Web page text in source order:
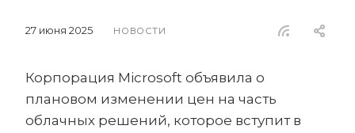
27 июня 2025 НОВОСТИ
Корпорация Microsoft объявила о
плановом изменении цен на часть
облачных решений, которое вступит в